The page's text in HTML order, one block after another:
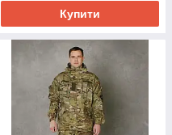
Купити